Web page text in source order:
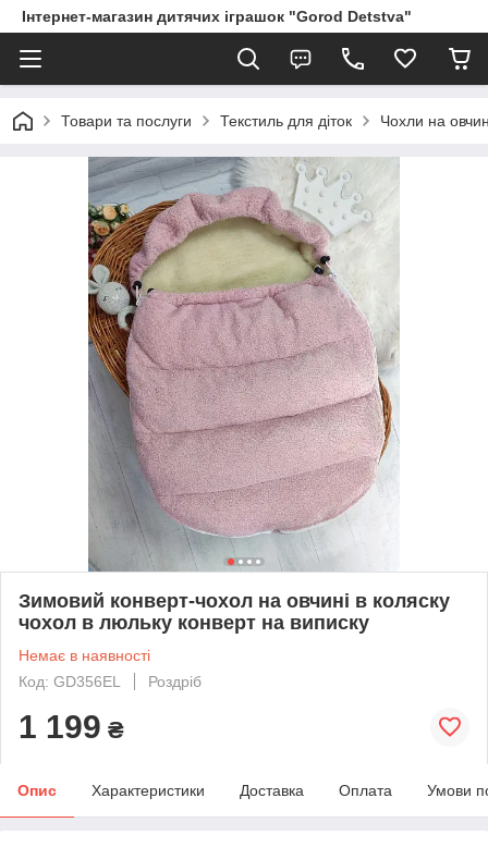
Інтернет-магазин дитячих іграшок "Gorod Detstva"
Товари та послуги Текстиль для діток Чохли на
Зимовий конверт-чохол на овчині в коляску
чохол в люльку конверт на виписку
Немає в наявності
Код: GD356EL
Роздріб
1 199 ₴
Опис Характеристики Доставка Оплата Умови